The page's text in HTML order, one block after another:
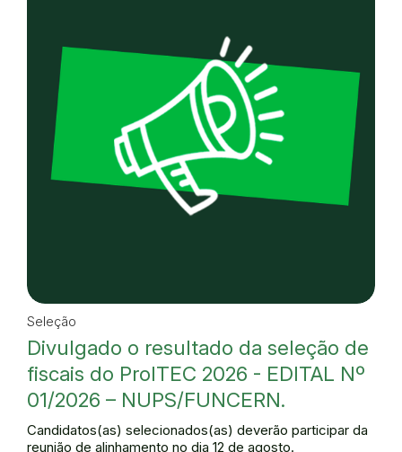
Seleção
Divulgado o resultado da seleção de
fiscais do ProITEC 2026 - EDITAL Nº
01/2026 – NUPS/FUNCERN.
Candidatos(as) selecionados(as) deverão participar da
reunião de alinhamento no dia 12 de agosto.